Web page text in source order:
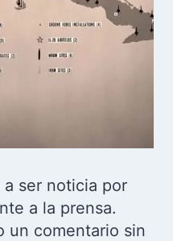
ser noticia por
a la prensa.
un comentario sin